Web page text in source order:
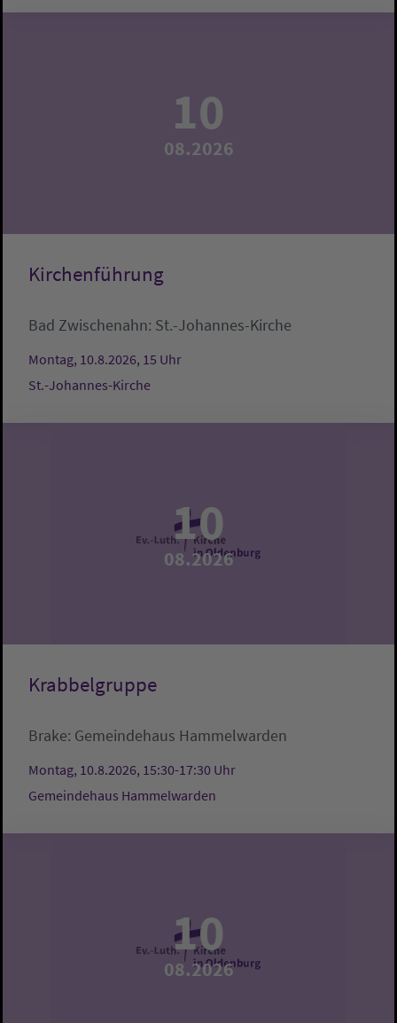
10
08.2026
Kirchenführung
Bad Zwischenahn: St.-Johannes-Kirche
Montag, 10.8.2026, 15 Uhr
St.-Johannes-Kirche
10
08.2026
Krabbelgruppe
Brake: Gemeindehaus Hammelwarden
Montag, 10.8.2026, 15:30-17:30 Uhr
Gemeindehaus Hammelwarden
10
08.2026